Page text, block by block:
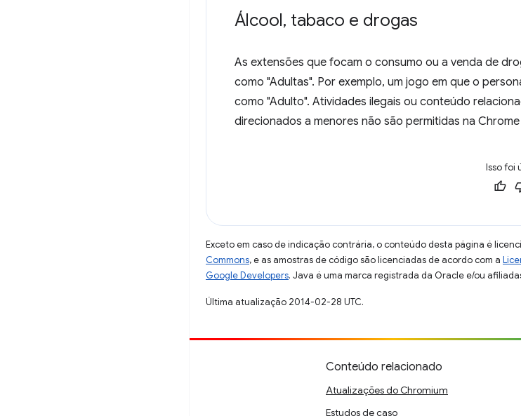
Álcool, tabaco e drogas
As extensões que focam o consumo ou a venda de
como "Adultas". Por exemplo, um jogo em que o
como "Adulto". Atividades ilegais ou conteúdo
direcionados a menores não são permitidas na
Isso foi
Exceto em caso de indicação contrária, o conteúdo desta página é
Commons, e as amostras de código são licenciadas de acordo com a
Google Developers. Java é uma marca registrada da Oracle e/ou
Última atualização 2014-02-28 UTC.
Conteúdo relacionado
Atualizações do Chromium
Estudos de caso